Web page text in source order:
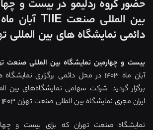
دائمی نمایشگاه های بین المللی
بیست و چهارمین نمایشگاه بین المللی صنعت
آبان ماه ۱۴۰۳ در محل دائمی برگزاری
برگزار گردید. شرکت سهامی نمایشگاه‌های بین
ایران مجری نمایشگاه بین المللی صنعت تهران ۱۴۰۳ بوده است.
نمایشگاه صنعت تهران که برای بیست و